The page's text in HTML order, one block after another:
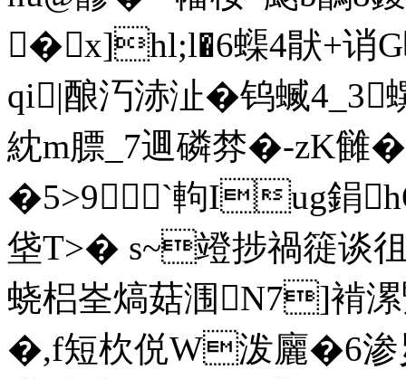
�x]hl;l�6蟝4猒+诮
qi|酿汅浾沚�钨蝛
紞m膘_7逥磷棼�-zK
�5>9`軥Iug鋗
垡T>� s~竳捗禍簁谈
蛲梠峑熇菇涠N7]
�,f短杴侻W泼廲�6